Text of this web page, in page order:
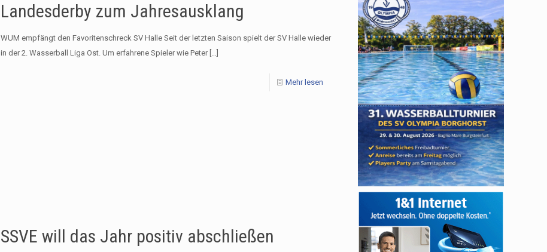
Landesderby zum Jahresausklang
WUM empfängt den Favoritenschreck SV Halle Seit der letzten Saison spielt der SV Halle wieder
in der 2. Wasserball Liga Ost. Um erfahrene Spieler wie Peter[…]
Mehr lesen
SSVE will das Jahr positiv abschließen